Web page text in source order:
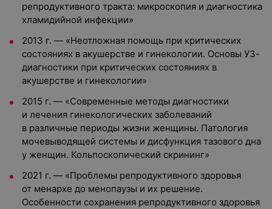
репродуктивного тракта: микроскопия и диагностика
хламидийной инфекции»
2013 г. — «Неотложная помощь при критических
состояниях в акушерстве и гинекологии. Основы УЗ-
диагностики при критических состояниях в
акушерстве и гинекологии»
2015 г. — «Современные методы диагностики
и лечения гинекологических заболеваний
в различные периоды жизни женщины. Патология
мочевыводящей системы и дисфункция тазового дна
у женщин. Кольпоскопический скрининг»
2021 г. — «Проблемы репродуктивного здоровья
от менархе до менопаузы и их решение.
Особенности сохранения репродуктивного здоровья